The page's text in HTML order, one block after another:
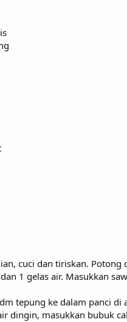
cuci dan tiriskan.
1 gelas air. Masukkan
tepung ke dalam panci
dingin, masukkan bubuk